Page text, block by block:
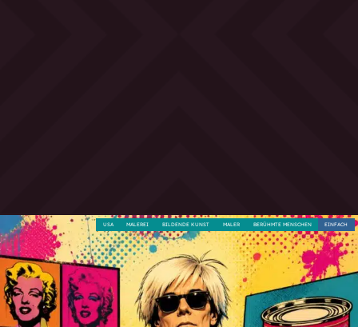
EINFACH
BERÜHMTE MENSCHEN
MALER
BILDENDE KUNST
MALEREI
USA